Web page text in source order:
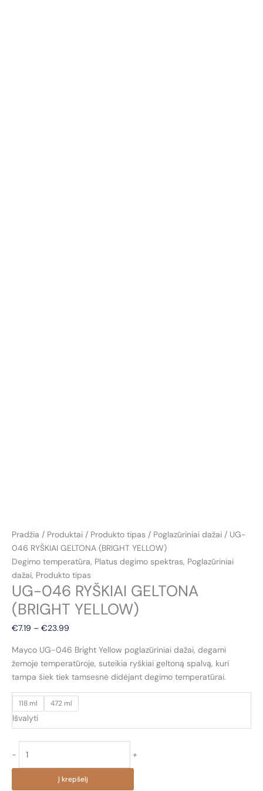
Pradžia / Produktai / Produkto tipas / Poglazūriniai dažai / UG-
046 RYŠKIAI GELTONA (BRIGHT YELLOW)
Degimo temperatūra, Platus degimo spektras, Poglazūriniai
dažai, Produkto tipas
UG-046 RYŠKIAI GELTONA
(BRIGHT YELLOW)
€7.19 – €23.99
€7.19
through
€23.99
Mayco UG-046 Bright Yellow poglazūriniai dažai, degami
žemoje temperatūroje, suteikia ryškiai geltoną spalvą, kuri
tampa šiek tiek tamsesnė didėjant degimo temperatūrai.
118 ml 472 ml
Išvalyti
-
kiekis:
+
Į krepšelį